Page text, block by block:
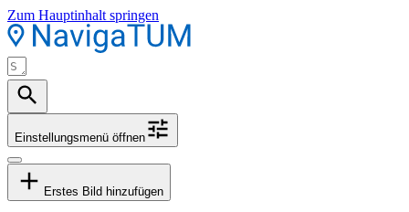
Zum Hauptinhalt springen
Einstellungsmenü öffnen
Erstes Bild hinzufügen